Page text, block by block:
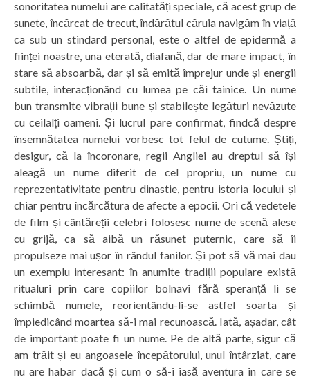
sonoritatea numelui are calitatăți speciale, că acest grup de
sunete, încărcat de trecut, îndărătul căruia navigăm în viață
ca sub un stindard personal, este o altfel de epidermă a
ființei noastre, una eterată, diafană, dar de mare impact, în
stare să absoarbă, dar și să emită împrejur unde și energii
subtile, interacționând cu lumea pe căi tainice. Un nume
bun transmite vibrații bune și stabilește legături nevăzute
cu ceilalți oameni. Și lucrul pare confirmat, findcă despre
însemnătatea numelui vorbesc tot felul de cutume. Știți,
desigur, că la încoronare, regii Angliei au dreptul să își
aleagă un nume diferit de cel propriu, un nume cu
reprezentativitate pentru dinastie, pentru istoria locului și
chiar pentru încărcătura de afecte a epocii. Ori că vedetele
de film și cântăreții celebri folosesc nume de scenă alese
cu grijă, ca să aibă un răsunet puternic, care să îi
propulseze mai ușor în rândul fanilor. Și pot să vă mai dau
un exemplu interesant: în anumite tradiții populare există
ritualuri prin care copiilor bolnavi fără speranță li se
schimbă numele, reorientându-li-se astfel soarta și
împiedicând moartea să-i mai recunoască. Iată, așadar, cât
de important poate fi un nume. Pe de altă parte, sigur că
am trăit și eu angoasele începătorului, unul întârziat, care
nu are habar dacă și cum o să-i iasă aventura în care se